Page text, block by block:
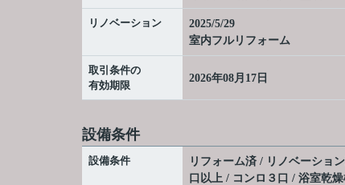
リノベーション
2025/5/29
室内フルリフォーム
取引条件の
有効期限
2026年08月17日
設備条件
設備条件
リフォーム済 / リノベーショ
口以上 / コンロ３口 / 浴室乾